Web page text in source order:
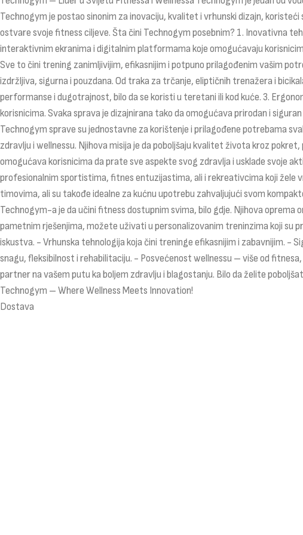
Technogym je postao sinonim za inovaciju, kvalitet i vrhunski dizajn,
ostvare svoje fitness ciljeve. Šta čini Technogym posebnim? 1. Inovativna
interaktivnim ekranima i digitalnim platformama koje omogućavaju
Sve to čini trening zanimljivijim, efikasnijim i potpuno prilagođenim vašim
izdržljiva, sigurna i pouzdana. Od traka za trčanje, eliptičnih trenažera i
performanse i dugotrajnost, bilo da se koristi u teretani ili kod kuće. 3.
korisnicima. Svaka sprava je dizajnirana tako da omogućava prirodan i
Technogym sprave su jednostavne za korištenje i prilagođene potrebama
zdravlju i wellnessu. Njihova misija je da poboljšaju kvalitet života kroz
omogućava korisnicima da prate sve aspekte svog zdravlja i usklade svoje
profesionalnim sportistima, fitnes entuzijastima, ali i rekreativcima koji žele
timovima, ali su takođe idealne za kućnu upotrebu zahvaljujući svom
Technogym-a je da učini fitness dostupnim svima, bilo gdje. Njihova
pametnim rješenjima, možete uživati u personalizovanim treninzima koji su
iskustva. - Vrhunska tehnologija koja čini treninge efikasnijim i zabavnijim. -
snagu, fleksibilnost i rehabilitaciju. - Posvećenost wellnessu – više od
partner na vašem putu ka boljem zdravlju i blagostanju. Bilo da želite
Technogym – Where Wellness Meets Innovation!
Dostava